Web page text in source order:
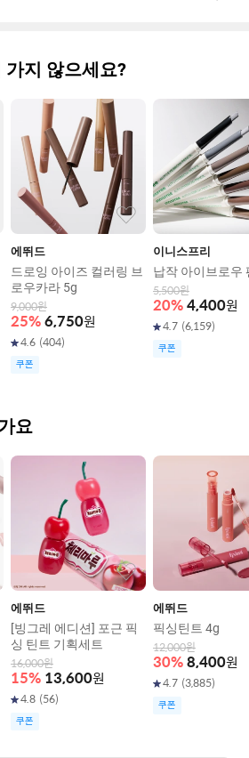
가지 않으세요?
에뛰드
드로잉 아이즈 컬러링 브
로우카라 5g
9,000원
25% 6,750원
4.6 (404)
쿠폰
이니스프리
납작 아이브로우
5,500원
20% 4,400원
4.7 (6,159)
쿠폰
요
에뛰드
[빙그레 에디션] 포근 픽
싱 틴트 기획세트
16,000원
15% 13,600원
4.8 (56)
쿠폰
에뛰드
픽싱틴트 4g
12,000원
30% 8,400원
4.7 (3,885)
쿠폰